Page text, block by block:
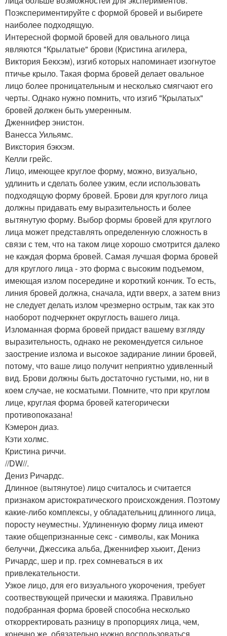
Поэкспериментируйте с формой бровей и выбирете
наиболее подходящую.
Интересной формой бровей для овального лица
являются "Крылатые" брови (Кристина агилера,
Виктория Бекхэм), изгиб которых напоминает изогнутое
птичье крыло. Такая форма бровей делает овальное
лицо более проницательным и несколько смягчают его
черты. Однако нужно помнить, что изгиб "Крылатых"
бровей должен быть умеренным.
Дженнифер энистон.
Ванесса Уильямс.
Викстория бэкхэм.
Келли грейс.
Лицо, имеющее круглое форму, можно, визуально,
удлинить и сделать более узким, если использовать
подходящую форму бровей. Брови для круглого лица
должны придавать ему выразительность и более
вытянутую форму. Выбор формы бровей для круглого
лица может представлять определенную сложность в
связи с тем, что на таком лице хорошо смотрится далеко
не каждая форма бровей. Самая лучшая форма бровей
для круглого лица - это форма с высоким подъемом,
имеющая излом посередине и короткий кончик. То есть,
линия бровей должна, сначала, идти вверх, а затем вниз
не следует делать излом чрезмерно острым, так как это
наоборот подчеркнет округлость вашего лица.
Изломанная форма бровей придаст вашему взгляду
выразительность, однако не рекомендуется сильное
заострение излома и высокое задирание линии бровей,
потому, что ваше лицо получит неприятно удивленный
вид. Брови должны быть достаточно густыми, но, ни в
коем случае, не косматыми. Помните, что при круглом
лице, круглая форма бровей категорически
противопоказана!
Кэмерон диаз.
Кэти холмс.
Кристина риччи.
//DW//.
Дениз Ричардс.
Длинное (вытянутое) лицо считалось и считается
признаком аристократического происхождения. Поэтому
какие-либо комплексы, у обладательниц длинного лица,
поросту неуместны. Удлиненную форму лица имеют
такие общепризнанные секс - символы, как Моника
белуччи, Джессика альба, Дженнифер хьюит, Дениз
Ричардс, шер и пр. грех сомневаться в их
привлекательности.
Узкое лицо, для его визуального укорочения, требует
соотвествующей прически и макияжа. Правильно
подобранная форма бровей способна несколько
откорректировать разницу в пропорциях лица, чем,
конечно же, обязательно нужно воспользоваться.